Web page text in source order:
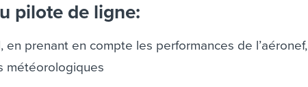
pilote de ligne:
en prenant en compte les performances de l’aéronef,
météorologiques